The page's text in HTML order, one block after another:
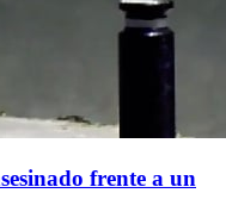
frente a un